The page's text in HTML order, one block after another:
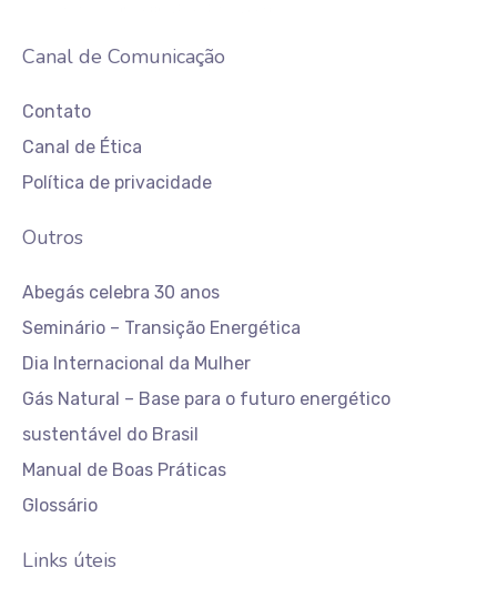
Canal de Comunicação
Contato
Canal de Ética
Política de privacidade
Outros
Abegás celebra 30 anos
Seminário – Transição Energética
Dia Internacional da Mulher
Gás Natural – Base para o futuro energético
sustentável do Brasil
Manual de Boas Práticas
Glossário
Links úteis